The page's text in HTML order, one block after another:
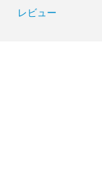
レビュー